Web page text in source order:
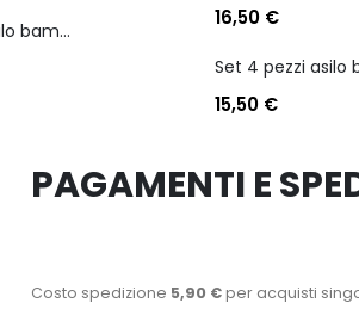
Set 4 pezzi asilo bambino personaggio batman
16,50 €
15,50 €
PAGAMENTI E
Costo spedizione 5,90 €per acquisti